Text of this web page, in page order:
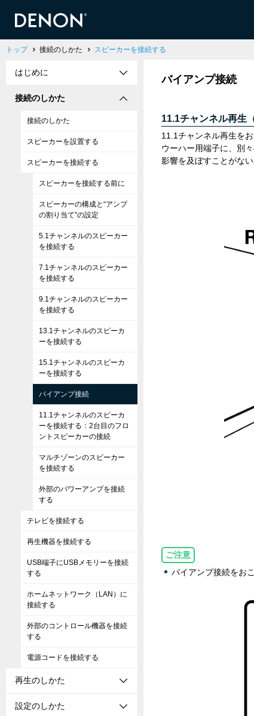
トップ 接続のしかた スピーカーを接続する
はじめに
接続のしかた
接続のしかた
スピーカーを設置する
スピーカーを接続する
スピーカーを接続する前に
スピーカーの構成と“アンプ
の割り当て”の設定
5.1チャンネルのスピーカー
を接続する
7.1チャンネルのスピーカー
を接続する
9.1チャンネルのスピーカー
を接続する
13.1チャンネルのスピーカ
ーを接続する
15.1チャンネルのスピーカ
ーを接続する
バイアンプ接続
11.1チャンネルのスピーカ
ーを接続する：2台目のフロ
ントスピーカーの接続
マルチゾーンのスピーカー
を接続する
外部のパワーアンプを接続
する
テレビを接続する
再生機器を接続する
USB端子にUSBメモリーを接続
する
ホームネットワーク（LAN）に
接続する
外部のコントロール機器を接続
する
電源コードを接続する
再生のしかた
設定のしかた
バイアンプ接続
11.1チャンネル再生
11.1チャンネル再生を
ウーハー用端子に、別
影響を及ぼすことがな
ご注意
バイアンプ接続をお